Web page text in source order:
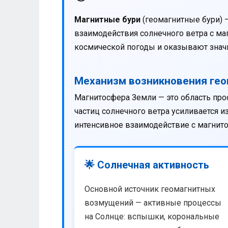
Магнитные бури (геомагнитные бури)
взаимодействия солнечного ветра с
космической погоды и оказывают
Механизм возникновения
Магнитосфера Земли — это область
частиц солнечного ветра
интенсивное взаимодействие с
🌟 Солнечная активность
Основной источник геомагнитных
возмущений — активные процессы
на Солнце: вспышки, корональные